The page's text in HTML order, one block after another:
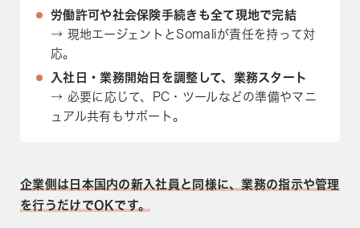
労働許可や社会保険手続きも全て現地で完結
→ 現地エージェントとSomaliが責任を持って対
応。
入社日・業務開始日を調整して、業務スタート
→ 必要に応じて、PC・ツールなどの準備やマニ
ュアル共有もサポート。
企業側は日本国内の新入社員と同様に、業務の指示や管理
を行うだけでOKです。